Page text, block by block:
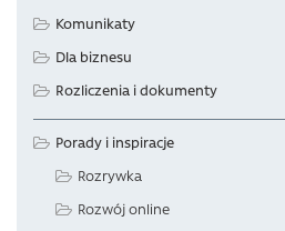
Komunikaty
Dla biznesu
Rozliczenia i dokumenty
Porady i inspiracje
Rozrywka
Rozwój online